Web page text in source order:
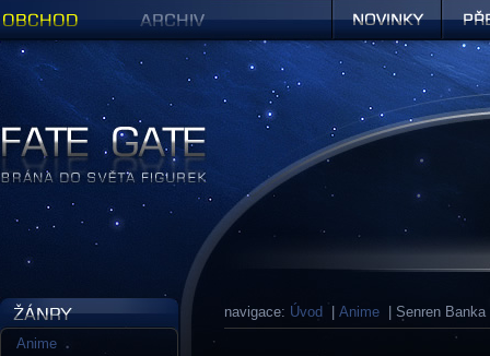
navigace: Úvod Anime | Senren Banka
Anime
Figurky a sošky | Fate Gate